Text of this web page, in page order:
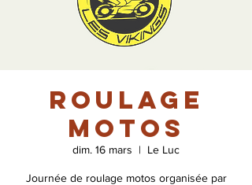
Roulage
motos
dim. 16 mars
  |
Le Luc
Journée de roulage motos organisée par